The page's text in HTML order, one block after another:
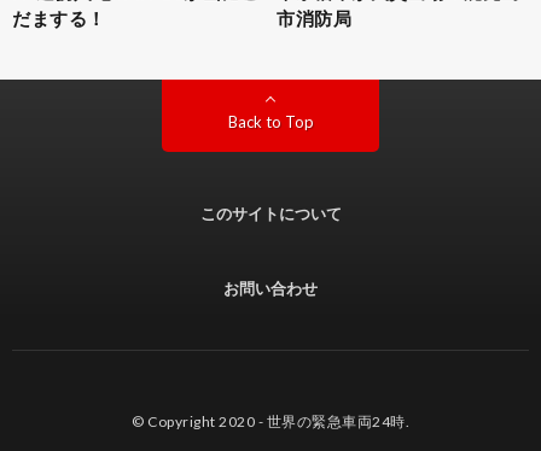
だまする！
市消防局
Back to Top
このサイトについて
お問い合わせ
© Copyright 2020 - 世界の緊急車両24時.